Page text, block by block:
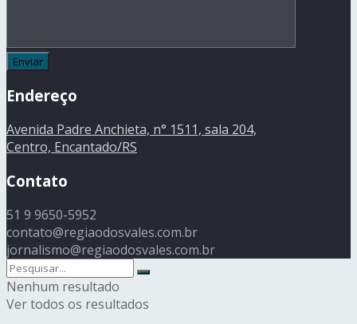
Endereço
Avenida Padre Anchieta, n° 1511, sala 204,
Centro, Encantado/RS
Contato
51 9 9650-5952
contato@regiaodosvales.com.br
jornalismo@regiaodosvales.com.br
Nenhum resultado
Ver todos os resultados